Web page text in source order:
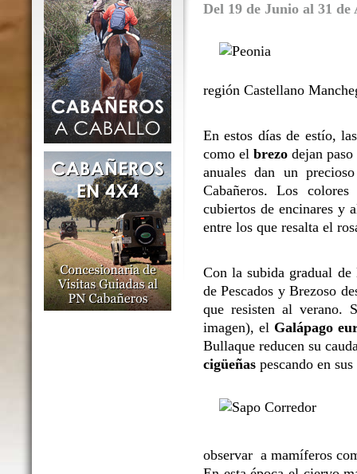
Del 19 de Junio al 31 de
región Castellano
En estos días de estío,
como elbrezodejan
anuales dan un
Cabañeros. Los
cubiertos de encinares y
entre los que resalta el
Con la subida gradual de
de Pescados y Brezoso
que resisten al verano.
imagen), el Galápago
Bullaque reducen su
cigüeñas pescando en
observar a mamíferos